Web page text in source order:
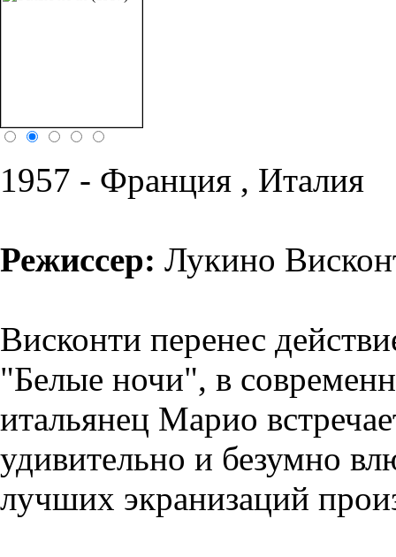
1957 - Франция , Италия
Режиссер: Лукино
Висконти перенес
"Белые ночи", в
итальянец Марио
удивительно и безумно
лучших экранизаций